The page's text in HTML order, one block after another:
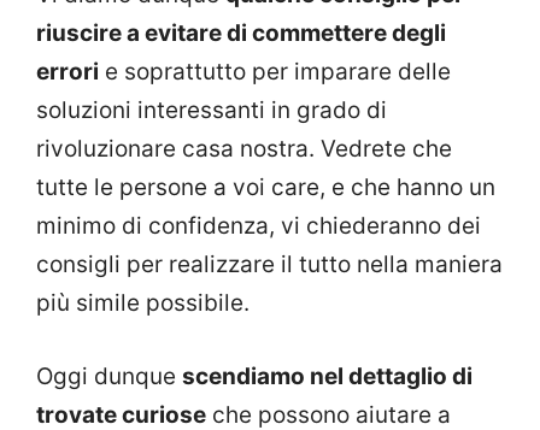
riuscire a evitare di commettere degli
errori e soprattutto per imparare delle
soluzioni interessanti in grado di
rivoluzionare casa nostra. Vedrete che
tutte le persone a voi care, e che hanno un
minimo di confidenza, vi chiederanno dei
consigli per realizzare il tutto nella maniera
più simile possibile.
Oggi dunque scendiamo nel dettaglio di
trovate curiose che possono aiutare a